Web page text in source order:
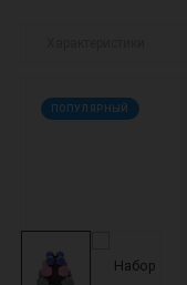
ПОПУЛЯРНЫЙ